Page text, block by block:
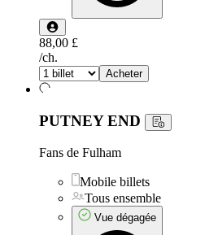
88,00 £
/ch.
Acheter
PUTNEY END
Fans de Fulham
Mobile billets
Tous ensemble
Vue dégagée